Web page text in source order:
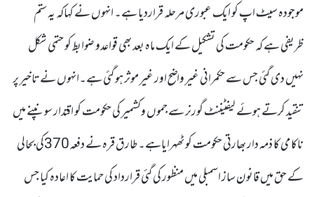
موجودہ سیٹ اپ کو ایک عبوری مرحلہ قراردیا ہے۔ انہوں نے کہاکہ یہ ستم
ظریفی ہے کہ حکومت کی تشکیل کے ایک ماہ بعد بھی قواعدو ضوابط کو حتمی شکل
نہیں دی گئی جس سے حکمرانی غیر واضح اور غیر موثر ہو گئی ہے۔انہوں نے تاخیر پر
تنقید کرتے ہوئے لیفٹیننٹ گورنر سے جموں وکشمیر کی حکومت کو اقتدار سونپنے میں
ناکامی کا ذمہ دار بھارتی حکومت کو ٹھہرایاہے۔طارق قرہ نے دفعہ370کی بحالی
کے حق میں قانون ساز اسمبلی میں منظور کی گئی قرارداد کی حمایت کا اعادہ کیا جس